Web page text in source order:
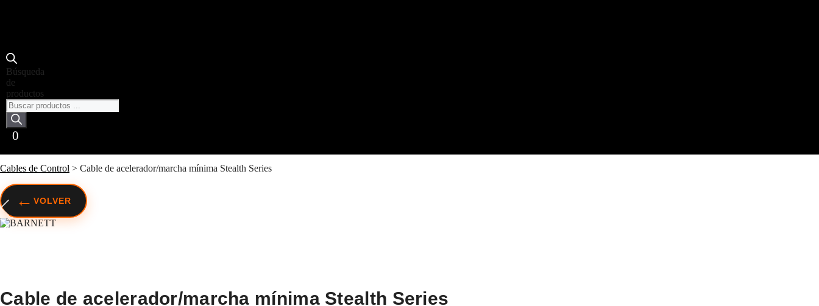
Cables de Control > Cable de acelerador/marcha mínima Stealth Series
Búsqueda
de
productos
0
← VOLVER
Cable de acelerador/marcha mínima Stealth Series